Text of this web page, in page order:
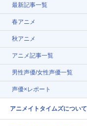
最新記事一覧
春アニメ
秋アニメ
アニメ記事一覧
男性声優/女性声優一覧
声優×レポート
アニメイトタイムズについて